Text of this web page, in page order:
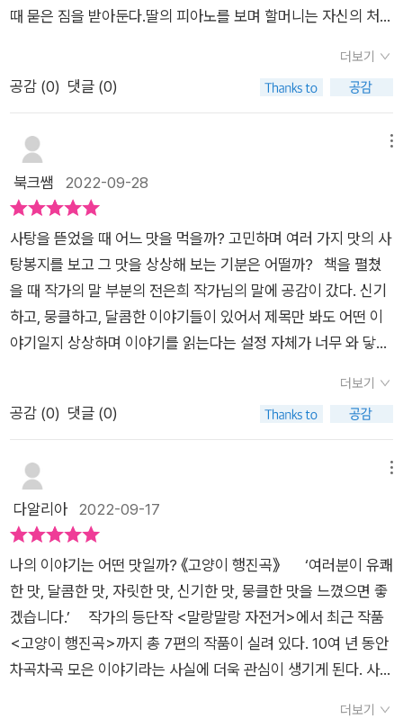
의 말처럼 여러 가지 맛의사탕 봉지를 열어서 맛을 느껴보길 바란
때 묻은 짐을 받아둔다.딸의 피아노를 보며 할머니는 자신의 처지
하며 외롭지 않길 바라는 마음이다.말랑말랑 자전거민우는 자전
거를 몰래 버렸다. 새 자전거를 갖고 싶어서형에게 물려 받은 것
이 싫었던 민우, 나도 언니오빠가 있어서 어렸을 때 물려받은 학
용품이 싫었던 기억이 있다. 지금 생각하면 아무 상관없는데 당시
엔 창피하다고 여겨졌다.친구 기호의 새 자전거를 같이 찾아주면
서 민우는 아빠의 손재주를 나누며 어깨가 으쓱하다.지구의 쓰레
을 조금이라도 알았으면 한다.어른들은 충분히 공감 될 듯 한데
어린 독자들은 어떤 생각이 들런지 궁금하다.야광 귀신 축구 놀이
준모는 할아버지댁에 가서 축구화를 선물 받는다. 정말 갖고 싶었
던 새신발을 갖게 된 기분이 어떨지^^ 상상되니 덩달아 즐겁다.
온갖 노력을 많이 해서 받게 된 신발이다. 이런 축구화를 밤에 누
군가 몰래! 신고갔다.범인을 잡아야겠단 마음으로 쫒아간다.야광
귀신 세상에서 얼떨결에 도착하고 거기서 축구를 하고 골인까지
까?! ^^재밌고 다양한 감동적인 7가지 이야기가 담겨져 있는 고
양이 행진곡이다.
더보기
공감 (0) 댓글 (0)
북크쌤 2022-09-28
사탕을 뜯었을 때 어느 맛을 먹을까? 고민하며 여러 가지 맛의 사
탕봉지를 보고 그 맛을 상상해 보는 기분은 어떨까? 책을 펼쳤
을 때 작가의 말 부분의 전은희 작가님의 말에 공감이 갔다. 신기
하고, 뭉클하고, 달콤한 이야기들이 있어서 제목만 봐도 어떤 이
야기일지 상상하며 이야기를 읽는다는 설정 자체가 너무 와 닿았
야기가 더 듣고 싶어서 짧은 글이 아쉬울 때도 있었다. 일곱빛깔
무지개처럼 일곱가지의 다양한 이야기가 가득해서 아주 맛있는
사탕 한 봉지를 들고있는 기분이 들었다. 고양이행진곡은 이 책의
대표글인 것 같다.이 책의 제목과 같은 글이라서 더 마음이 간것
같다.그리고 고양이의 입장에서 할머니를 바라보고 세상을 이야
기 한다는 것이 새로웠다. 내 주변에서 흔희 보는 길고양이에 대
이 책의 중요한 부분이 한 단락 쓰여있는 게 제일 마음에 들었다.
‘초롱아 피아노랑 나랑 신세가 똑같구나, 아무도 거들떠보지도 않
으니 말이다.’ 하며 신세한탄 하듯 말하는 할머니의 모습에서 우
리 할머니도 생각났고 또 요즘 고령화시대에 할머니 할아버지들
의 깊은 시름과 가족관계에 대한 생각을 하게되었다.말랑말랑 자
전거자전거를 막 시작한 우리 아이들이 이젠 능수능란하게 타게
더보기
공감 (0) 댓글 (0)
다알리아 2022-09-17
나의 이야기는 어떤 맛일까? 《고양이 행진곡》 ‘여러분이 유쾌
한 맛, 달콤한 맛, 자릿한 맛, 신기한 맛, 뭉클한 맛을 느꼈으면 좋
겠습니다.’ 작가의 등단작 <말랑말랑 자전거>에서 최근 작품
<고양이 행진곡>까지 총 7편의 작품이 실려 있다. 10여 년 동안
차곡차곡 모은 이야기라는 사실에 더욱 관심이 생기게 된다. 사탕
더보기